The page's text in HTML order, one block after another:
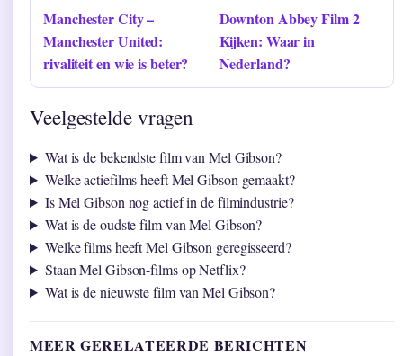
Manchester City –
Manchester United:
rivaliteit en wie is beter?
Downton Abbey Film 2
Kijken: Waar in
Nederland?
Veelgestelde vragen
Wat is de bekendste film van Mel Gibson?
Welke actiefilms heeft Mel Gibson gemaakt?
Is Mel Gibson nog actief in de filmindustrie?
Wat is de oudste film van Mel Gibson?
Welke films heeft Mel Gibson geregisseerd?
Staan Mel Gibson-films op Netflix?
Wat is de nieuwste film van Mel Gibson?
MEER GERELATEERDE BERICHTEN